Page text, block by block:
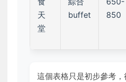
天
堂
buffet
850
這個表格只是初步參考